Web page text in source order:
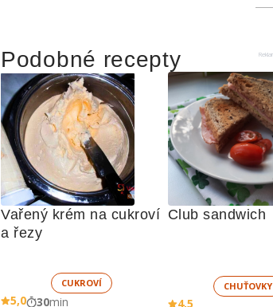
Podobné recepty
Vařený krém na cukroví
CUKROVÍ
5,0 30min
Club sandwich
CHUŤOVKY
4,5